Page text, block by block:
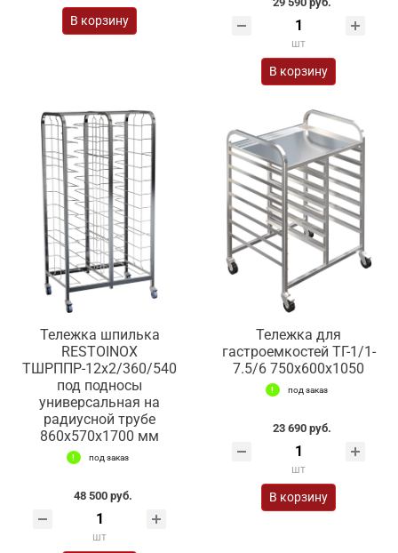
В корзину
шт
В корзину
Тележка шпилька
RESTOINOX
ТШРППР-12х2/360/540
под подносы
универсальная на
радиусной трубе
860x570x1700 мм
под заказ
48 500 руб.
шт
Тележка для
гастроемкостей ТГ-1/1-
7.5/6 750x600x1050
под заказ
23 690 руб.
шт
В корзину